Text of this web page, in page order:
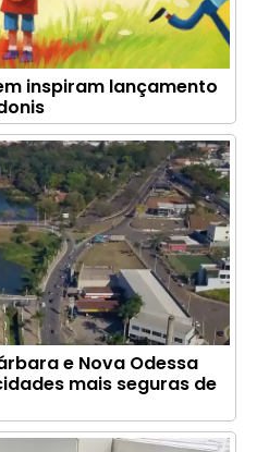
inspiram lançamento
e Nova Odessa
mais seguras de